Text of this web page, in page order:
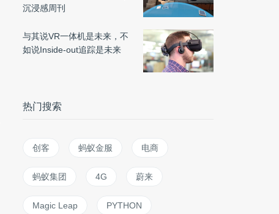
沉浸感周刊
与其说VR一体机是未来，不
如说Inside-out追踪是未来
热门搜索
创客 蚂蚁金服 电商
蚂蚁集团 4G 蔚来
Magic Leap PYTHON